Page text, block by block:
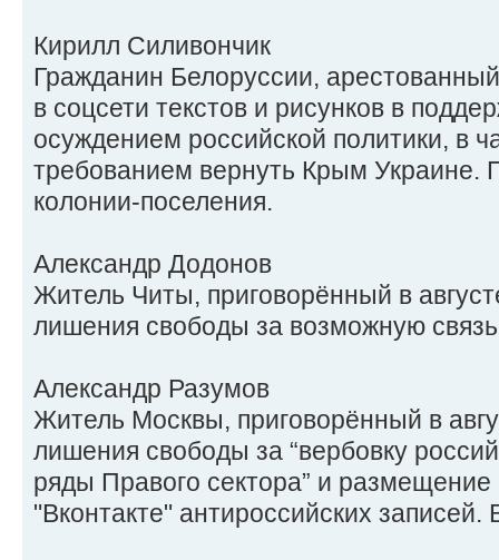
Кирилл Силивончик
Гражданин Белоруссии,
в соцсети текстов и рисунков в
осуждением российской политики, в
требованием вернуть Крым Украине.
колонии-поселения.
Александр Додонов
Житель Читы, приговорённый в
лишения свободы за возможную
Александр Разумов
Житель Москвы, приговорённый в
лишения свободы за “вербовку
ряды Правого сектора” и размещение
"Вконтакте" антироссийских записей.